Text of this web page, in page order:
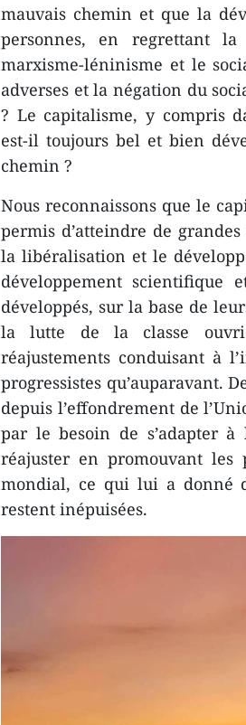
mauvais chemin et que la
personnes, en regrettant
marxisme-léninisme et le
adverses et la négation du
? Le capitalisme, y compris
est-il toujours bel et bien
chemin ?
Nous reconnaissons que le
permis d’atteindre de
la libéralisation et le
développement scientifique
développés, sur la base de
la lutte de la classe
réajustements conduisant à
progressistes qu’auparavant.
depuis l’effondrement de
par le besoin de s’adapter à
réajuster en promouvant
mondial, ce qui lui a donné
restent inépuisées.